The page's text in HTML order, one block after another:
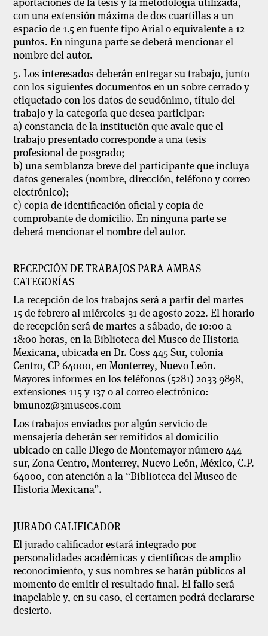
con una extensión máxima de dos cuartillas a un
espacio de 1.5 en fuente tipo Arial o equivalente a 12
puntos. En ninguna parte se deberá mencionar el
nombre del autor.
5. Los interesados deberán entregar su trabajo, junto
con los siguientes documentos en un sobre cerrado y
etiquetado con los datos de seudónimo, título del
trabajo y la categoría que desea participar:
a) constancia de la institución que avale que el
trabajo presentado corresponde a una tesis
profesional de posgrado;
b) una semblanza breve del participante que incluya
datos generales (nombre, dirección, teléfono y correo
electrónico);
c) copia de identificación oficial y copia de
comprobante de domicilio. En ninguna parte se
deberá mencionar el nombre del autor.
RECEPCIÓN DE TRABAJOS PARA AMBAS
CATEGORÍAS
La recepción de los trabajos será a partir del martes
15 de febrero al miércoles 31 de agosto 2022. El horario
de recepción será de martes a sábado, de 10:00 a
18:00 horas, en la Biblioteca del Museo de Historia
Mexicana, ubicada en Dr. Coss 445 Sur, colonia
Centro, CP 64000, en Monterrey, Nuevo León.
Mayores informes en los teléfonos (5281) 2033 9898,
extensiones 115 y 137 o al correo electrónico:
bmunoz@3museos.com
Los trabajos enviados por algún servicio de
mensajería deberán ser remitidos al domicilio
ubicado en calle Diego de Montemayor número 444
sur, Zona Centro, Monterrey, Nuevo León, México, C.P.
64000, con atención a la “Biblioteca del Museo de
Historia Mexicana”.
JURADO CALIFICADOR
El jurado calificador estará integrado por
personalidades académicas y científicas de amplio
reconocimiento, y sus nombres se harán públicos al
momento de emitir el resultado final. El fallo será
inapelable y, en su caso, el certamen podrá declararse
desierto.